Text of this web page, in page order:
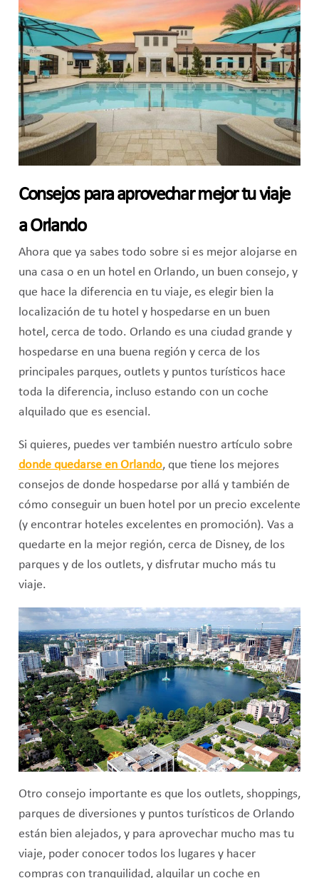
Consejos para aprovechar mejor tu viaje
a Orlando
Ahora que ya sabes todo sobre si es mejor alojarse en
una casa o en un hotel en Orlando, un buen consejo, y
que hace la diferencia en tu viaje, es elegir bien la
localización de tu hotel y hospedarse en un buen
hotel, cerca de todo. Orlando es una ciudad grande y
hospedarse en una buena región y cerca de los
principales parques, outlets y puntos turísticos hace
toda la diferencia, incluso estando con un coche
alquilado que es esencial.
Si quieres, puedes ver también nuestro artículo sobre
donde quedarse en Orlando, que tiene los mejores
consejos de donde hospedarse por allá y también de
cómo conseguir un buen hotel por un precio excelente
(y encontrar hoteles excelentes en promoción). Vas a
quedarte en la mejor región, cerca de Disney, de los
parques y de los outlets, y disfrutar mucho más tu
viaje.
Otro consejo importante es que los outlets, shoppings,
parques de diversiones y puntos turísticos de Orlando
están bien alejados, y para aprovechar mucho mas tu
viaje, poder conocer todos los lugares y hacer
compras con tranquilidad, alquilar un coche en